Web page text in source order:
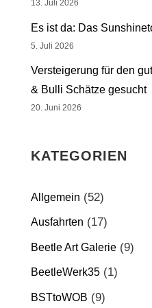
13. Juli 2026
Es ist da: Das
5. Juli 2026
Versteigerung für den
& Bulli Schätze gesucht
20. Juni 2026
KATEGORIEN
Allgemein (52)
Ausfahrten (17)
Beetle Art Galerie(9)
BeetleWerk35(1)
BSTtoWOB (9)